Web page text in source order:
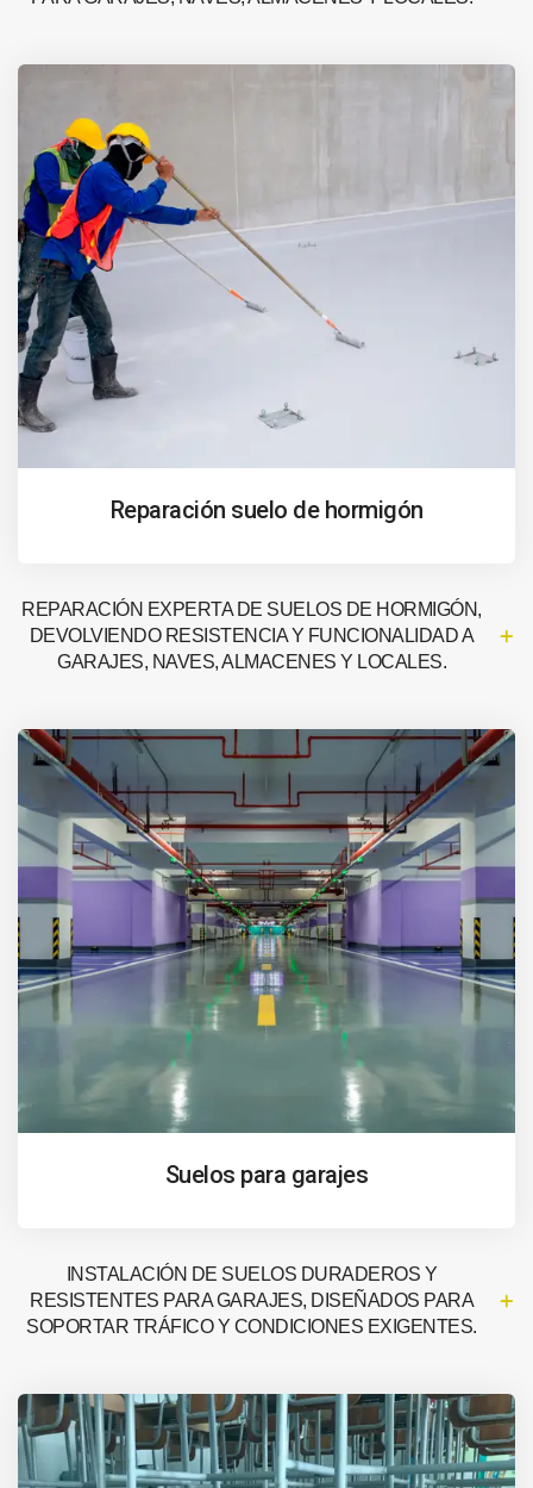
Reparación suelo de hormigón
REPARACIÓN EXPERTA DE SUELOS DE HORMIGÓN,
DEVOLVIENDO RESISTENCIA Y FUNCIONALIDAD A
GARAJES, NAVES, ALMACENES Y LOCALES.
Suelos para garajes
INSTALACIÓN DE SUELOS DURADEROS Y
RESISTENTES PARA GARAJES, DISEÑADOS PARA
SOPORTAR TRÁFICO Y CONDICIONES EXIGENTES.